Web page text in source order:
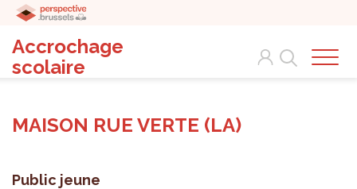
Accrochage
scolaire
Search
MAISON RUE VERTE (LA)
Public jeune